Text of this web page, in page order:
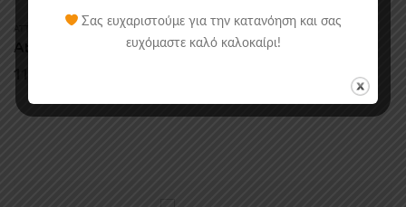
ATTACK ON TITAN,MANGA,MANGA/COMICS
Attack On Titan Vol. 5
11.90
Σας ευχαριστούμε για την κατανόηση και σας
ευχόμαστε καλό καλοκαίρι!